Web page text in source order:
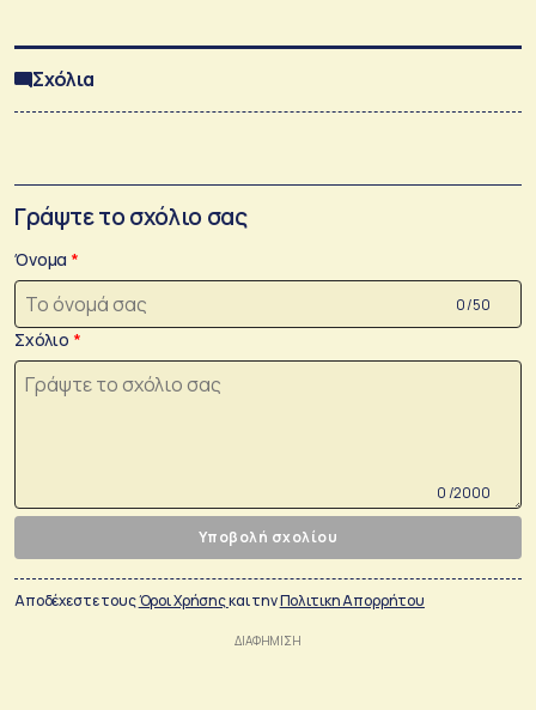
Σχόλια
Γράψτε το σχόλιο σας
Όνομα
0 /50
Σχόλιο
0 /2000
Υποβολή σχολίου
Αποδέχεστε τουςΌροι Χρήσηςκαι τηνΠολιτικη Απορρήτου